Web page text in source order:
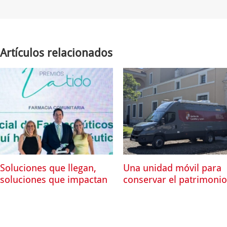
Artículos relacionados
Soluciones que llegan,
soluciones que impactan
Una unidad móvil para
conservar el patrimonio